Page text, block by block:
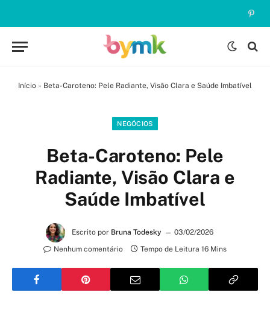
Início » Beta-Caroteno: Pele Radiante, Visão Clara e Saúde Imbatível
NEGÓCIOS
Beta-Caroteno: Pele
Radiante, Visão Clara e
Saúde Imbatível
Escrito por Bruna Todesky
03/02/2026
Nenhum comentário
Tempo de Leitura 16 Mins